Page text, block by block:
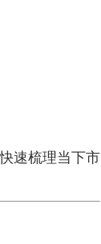
速梳理当下市